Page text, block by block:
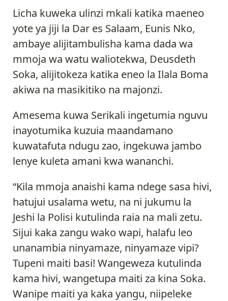
Licha kuweka ulinzi mkali katika maeneo
yote ya jiji la Dar es Salaam, Eunis Nko,
ambaye alijitambulisha kama dada wa
mmoja wa watu waliotekwa, Deusdeth
Soka, alijitokeza katika eneo la Ilala Boma
akiwa na masikitiko na majonzi.
Amesema kuwa Serikali ingetumia nguvu
inayotumika kuzuia maandamano
kuwatafuta ndugu zao, ingekuwa jambo
lenye kuleta amani kwa wananchi.
“Kila mmoja anaishi kama ndege sasa hivi,
hatujui usalama wetu, na ni jukumu la
Jeshi la Polisi kutulinda raia na mali zetu.
Sijui kaka zangu wako wapi, halafu leo
unanambia ninyamaze, ninyamaze vipi?
Tupeni maiti basi! Wangeweza kutulinda
kama hivi, wangetupa maiti za kina Soka.
Wanipe maiti ya kaka yangu, niipeleke